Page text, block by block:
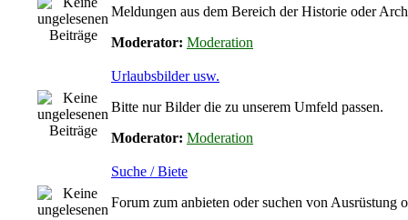
Meldungen aus dem Bereich der Historie oder
Moderator: Moderation
Urlaubsbilder usw.
Bitte nur Bilder die zu unserem Umfeld passen.
Moderator: Moderation
Suche / Biete
Forum zum anbieten oder suchen von Ausrüstung